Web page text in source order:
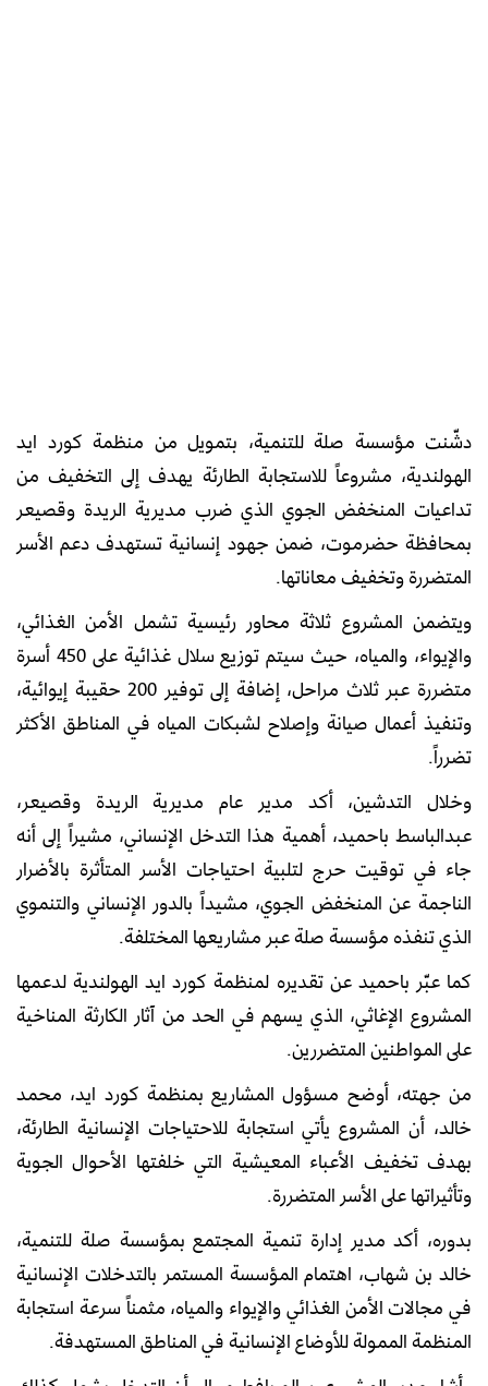
دشّنت مؤسسة صلة للتنمية، بتمويل من منظمة كورد ايد
الهولندية، مشروعاً للاستجابة الطارئة يهدف إلى التخفيف من
تداعيات المنخفض الجوي الذي ضرب مديرية الريدة وقصيعر
بمحافظة حضرموت، ضمن جهود إنسانية تستهدف دعم الأسر
المتضررة وتخفيف معاناتها.
ويتضمن المشروع ثلاثة محاور رئيسية تشمل الأمن الغذائي،
والإيواء، والمياه، حيث سيتم توزيع سلال غذائية على 450 أسرة
متضررة عبر ثلاث مراحل، إضافة إلى توفير 200 حقيبة إيوائية،
وتنفيذ أعمال صيانة وإصلاح لشبكات المياه في المناطق الأكثر
تضرراً.
وخلال التدشين، أكد مدير عام مديرية الريدة وقصيعر،
عبدالباسط باحميد، أهمية هذا التدخل الإنساني، مشيراً إلى أنه
جاء في توقيت حرج لتلبية احتياجات الأسر المتأثرة بالأضرار
الناجمة عن المنخفض الجوي، مشيداً بالدور الإنساني والتنموي
الذي تنفذه مؤسسة صلة عبر مشاريعها المختلفة.
كما عبّر باحميد عن تقديره لمنظمة كورد ايد الهولندية لدعمها
المشروع الإغاثي، الذي يسهم في الحد من آثار الكارثة المناخية
على المواطنين المتضررين.
من جهته، أوضح مسؤول المشاريع بمنظمة كورد ايد، محمد
خالد، أن المشروع يأتي استجابة للاحتياجات الإنسانية الطارئة،
بهدف تخفيف الأعباء المعيشية التي خلفتها الأحوال الجوية
وتأثيراتها على الأسر المتضررة.
بدوره، أكد مدير إدارة تنمية المجتمع بمؤسسة صلة للتنمية،
خالد بن شهاب، اهتمام المؤسسة المستمر بالتدخلات الإنسانية
في مجالات الأمن الغذائي والإيواء والمياه، مثمناً سرعة استجابة
المنظمة الممولة للأوضاع الإنسانية في المناطق المستهدفة.